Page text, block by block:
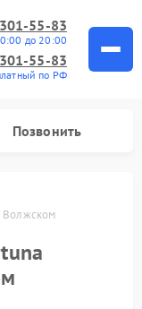
55-83
до 20:00
55-83
по РФ
Позвонить
Волжском